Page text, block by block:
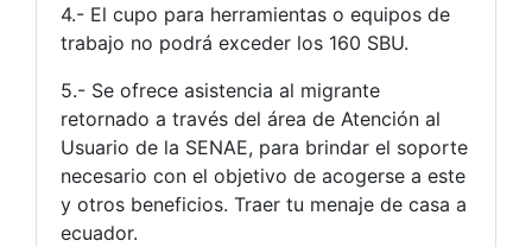
4.- El cupo para herramientas o equipos de
trabajo no podrá exceder los 160 SBU.
5.- Se ofrece asistencia al migrante
retornado a través del área de Atención al
Usuario de la SENAE, para brindar el soporte
necesario con el objetivo de acogerse a este
y otros beneficios. Traer tu menaje de casa a
ecuador.